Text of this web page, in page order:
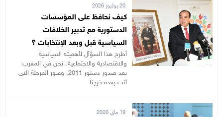
20 يوليوز 2026
كيف نحافظ على المؤسسات
الدستورية مع تدبير الخلافات
السياسية قبل وبعد الإنتخابات ؟
أطرح هذا السؤآل لأهميته السياسية
والاقتصادية والاجتماعية، نحن في المغرب
بعد صدور دستور 2011, وعبور المرحلة التي
أتت بعده خرجنا
19 ماي 2026